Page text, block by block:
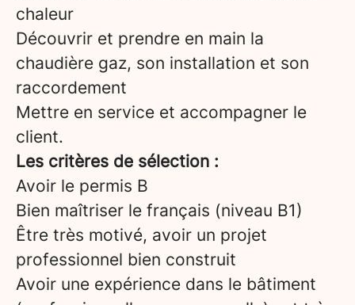
chaleur
Découvrir et prendre en main la
chaudière gaz, son installation et son
raccordement
Mettre en service et accompagner le
client.
Les critères de sélection :
Avoir le permis B
Bien maîtriser le français (niveau B1)
Être très motivé, avoir un projet
professionnel bien construit
Avoir une expérience dans le bâtiment